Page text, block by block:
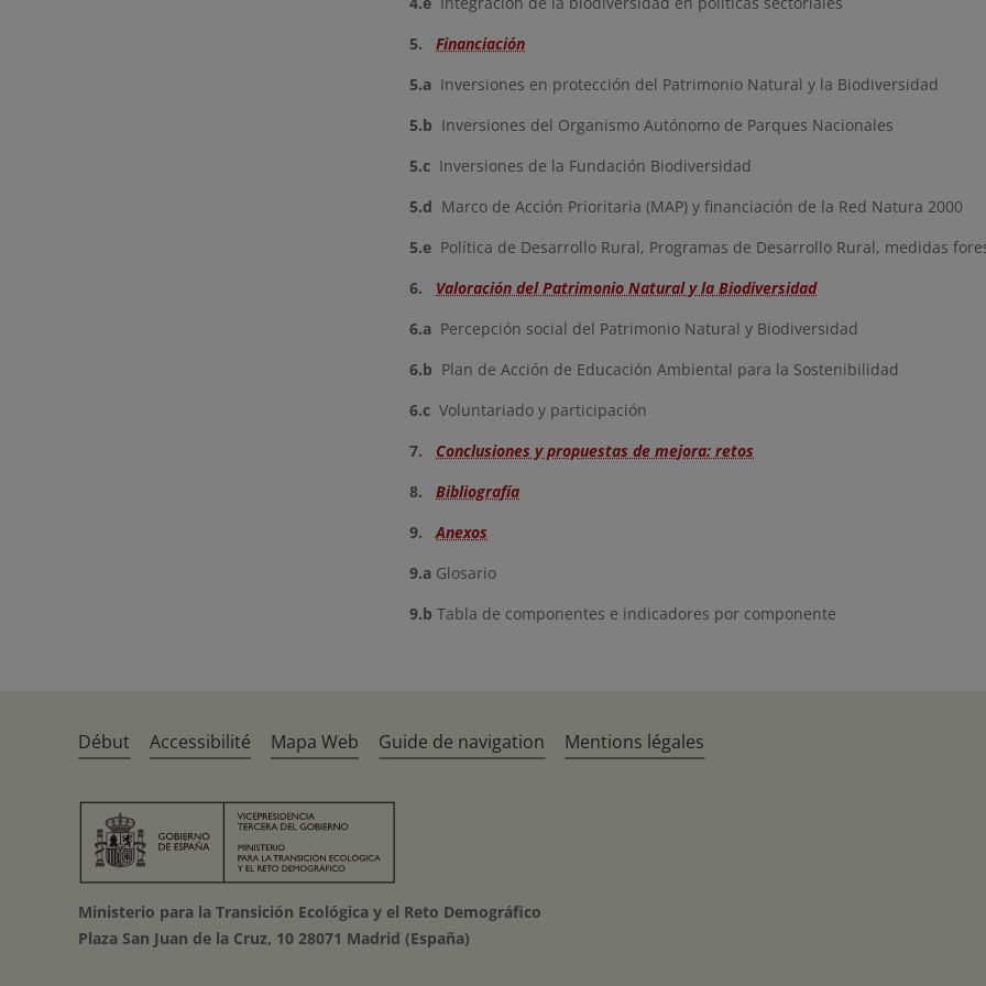
5.
Financiación
5.a Inversiones en protección del Patrimonio Natural y la Biodiversidad
5.b Inversiones del Organismo Autónomo de Parques Nacionales
5.c Inversiones de la Fundación Biodiversidad
5.d Marco de Acción Prioritaria (MAP) y financiación de la Red Natura 2000
5.e Política de Desarrollo Rural, Programas de Desarrollo Rural, medidas
6.
Valoración del Patrimonio Natural y la Biodiversidad
6.a Percepción social del Patrimonio Natural y Biodiversidad
6.b Plan de Acción de Educación Ambiental para la Sostenibilidad
6.c Voluntariado y participación
7.
Conclusiones y propuestas de mejora: retos
8. Bibliografía
9.Anexos
9.a Glosario
9.b Tabla de componentes e indicadores por componente
Début Accessibilité Mapa Web Guide de navigation Mentions légales
Ministerio para la Transición Ecológica y el Reto Demográfico
Plaza San Juan de la Cruz, 10 28071 Madrid (España)